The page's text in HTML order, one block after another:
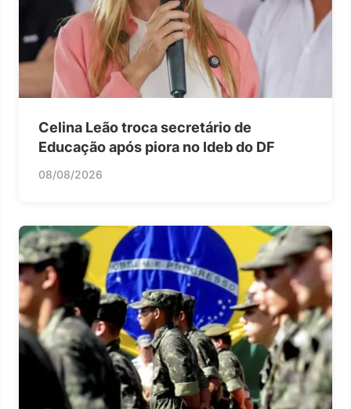
Celina Leão troca secretário de
Educação após piora no Ideb do DF
08/08/2026